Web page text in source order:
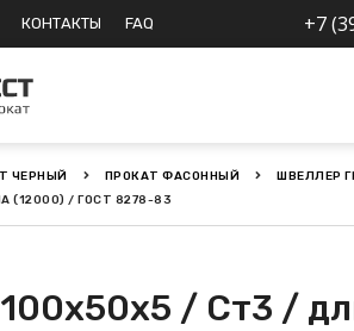
КОНТАКТЫ FAQ +7
ЧЕРНЫЙ ПРОКАТ ФАСОННЫЙ
ШВЕЛЛЕР
(12000) / ГОСТ 8278-83
/ Ст3 /